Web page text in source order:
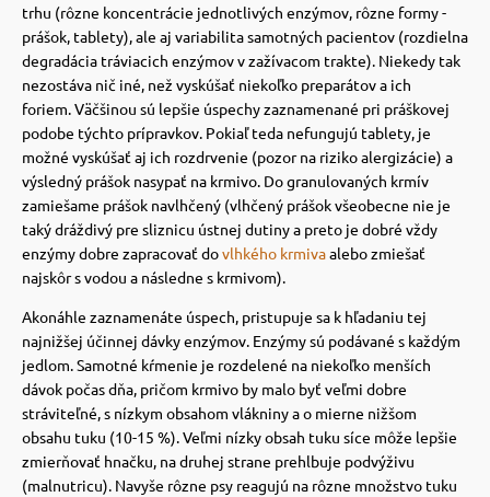
so psom
poukazy
podložky
poukazy
trhu (rôzne koncentrácie jednotlivých enzýmov, rôzne formy -
prášok, tablety), ale aj variabilita samotných pacientov (rozdielna
degradácia tráviacich enzýmov v zažívacom trakte). Niekedy tak
nezostáva nič iné, než vyskúšať niekoľko preparátov a ich
foriem.Väčšinou sú lepšie úspechy zaznamenané pri práškovej
podobe týchto prípravkov. Pokiaľ teda nefungujú tablety, je
možné vyskúšať aj ich rozdrvenie (pozor na riziko alergizácie) a
výsledný prášok nasypať na krmivo. Do granulovaných krmív
zamiešame prášok navlhčený (vlhčený prášok všeobecne nie je
taký dráždivý pre sliznicu ústnej dutiny a preto je dobré vždy
enzýmy dobre zapracovať dovlhkého krmivaalebo zmiešať
najskôr s vodou a následne s krmivom).
Akonáhle zaznamenáte úspech, pristupuje sa k hľadaniu tej
najnižšej účinnej dávky enzýmov. Enzýmy sú podávané s každým
jedlom.Samotné kŕmenie je rozdelené na niekoľko menších
dávok počas dňa, pričom krmivo by malo byť veľmi dobre
stráviteľné, s nízkym obsahom vlákniny a o mierne nižšom
obsahu tuku (10-15 %).Veľmi nízky obsah tuku síce môže lepšie
zmierňovať hnačku, na druhej strane prehlbuje podvýživu
(malnutricu). Navyše rôzne psy reagujú na rôzne množstvo tuku